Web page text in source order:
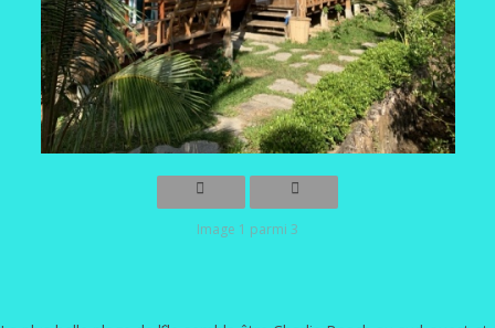
Image 1 parmi 3